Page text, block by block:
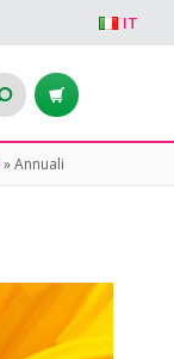
IT
»Annuali